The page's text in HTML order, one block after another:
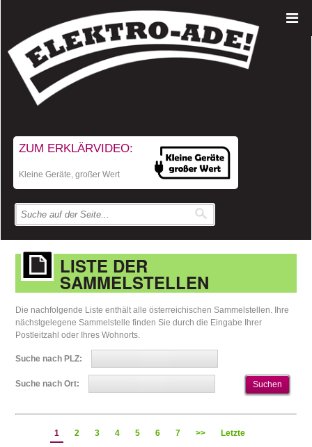
ZUM ERKLÄRVIDEO:
Kleine Geräte, großer Wert
LISTE DER
SAMMELSTELLEN
Die nachfolgende Liste enthält alle österreichischen Sammelstellen. Ihre
nächstgelegene Sammelstelle finden Sie durch die Eingabe Ihrer
Postleitzahl oder Ihres Wohnorts.
Suche nach PLZ:
Suche nach Ort:
1 2 3 4 5 6 7 >> Letzte